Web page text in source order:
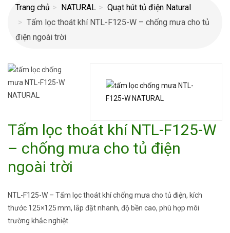
Trang chủ NATURAL
Quạt hút tủ điện Natural
Tấm lọc thoát khí NTL-F125-W – chống mưa cho tủ
điện ngoài trời
Tấm lọc thoát khí NTL-F125-W
– chống mưa cho tủ điện
ngoài trời
NTL-F125-W – Tấm lọc thoát khí chống mưa cho tủ điện, kích
thước 125×125 mm, lắp đặt nhanh, độ bền cao, phù hợp môi
trường khắc nghiệt.